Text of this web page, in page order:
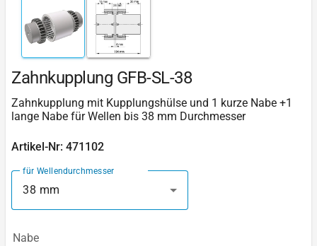
Zahnkupplung GFB-SL-38
Zahnkupplung mit Kupplungshülse und 1 kurze Nabe +1
lange Nabe für Wellen bis 38 mm Durchmesser
Artikel-Nr: 471102
für Wellendurchmesser
38 mm
Nabe